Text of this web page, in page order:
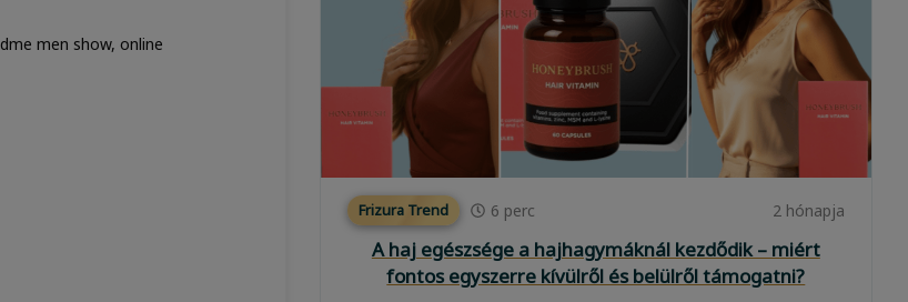
Frizura Trend 6 perc 2 hónapja
A haj egészsége a hajhagymáknál kezdődik – miért
fontos egyszerre kívülről és belülről támogatni?